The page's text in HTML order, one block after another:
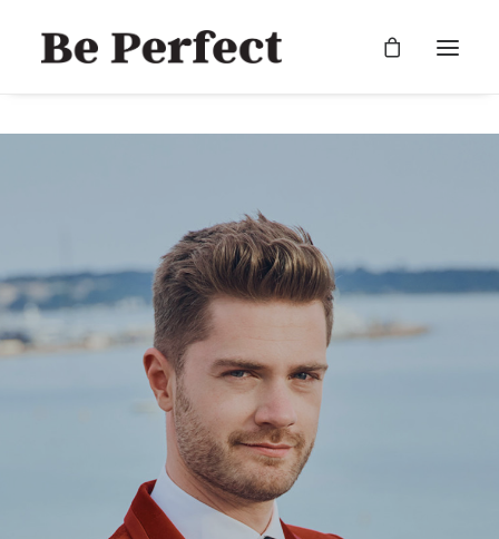
RECHERCHE